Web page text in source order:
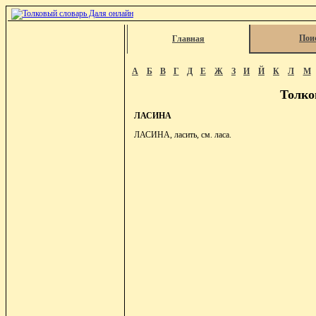
Главная
А Б В Г Д Е Ж З И Й К Л М
ЛАСИНА
ЛАСИНА, ласить, см. ласа.